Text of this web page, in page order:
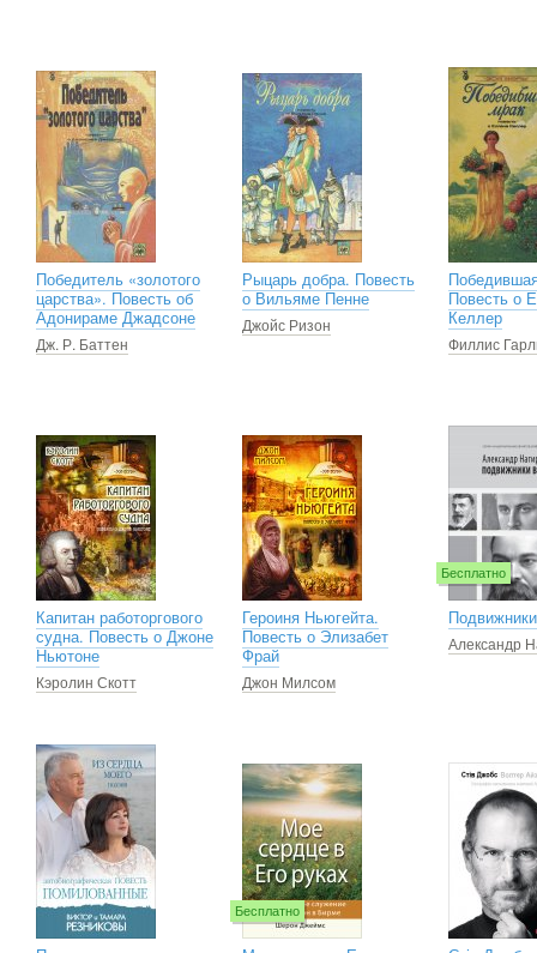
Победитель «золотого
царства». Повесть об
Адонираме Джадсоне
Дж. Р. Баттен
Рыцарь добра. Повесть
о Вильяме Пенне
Джойс Ризон
Повесть о
Келлер
Филлис
Капитан работоргового
судна. Повесть о Джоне
Ньютоне
Кэролин Скотт
Героиня Ньюгейта.
Повесть о Элизабет
Фрай
Джон Милсом
Бесплатно
Александр
Бесплатно